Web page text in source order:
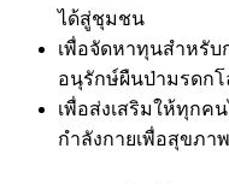
ได้สู่ชุมชน
เพื่อจัดหาทุนสำหรั
อนุรักษ์ผืนป่ามรดกโ
เพื่อส่งเสริมให้ทุกค
กำลังกายเพื่อสุขภาพ